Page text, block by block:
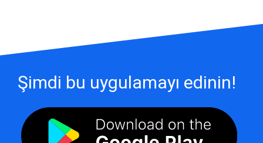
Şimdi bu uygulamayı edinin!